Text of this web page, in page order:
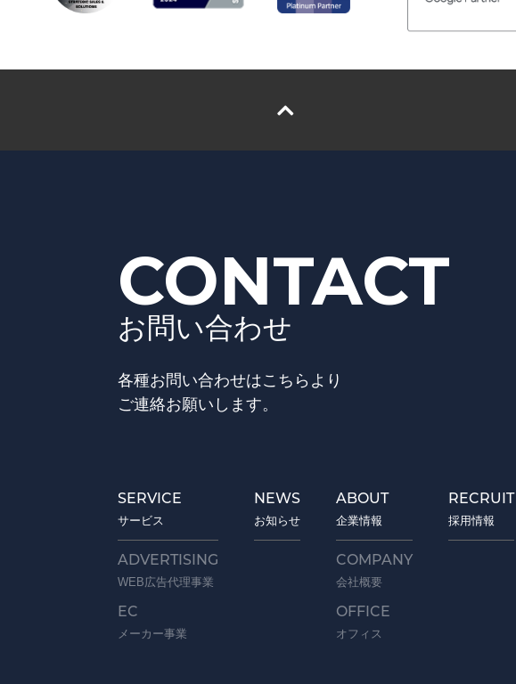
CONTACT
お問い合わせ
各種お問い合わせはこちらより
ご連絡お願いします。
SERVICE
サービス
ADVERTISING
WEB広告代理事業
EC
メーカー事業
NEWS
お知らせ
ABOUT
企業情報
COMPANY
会社概要
OFFICE
オフィス
RECRUIT
採用情報